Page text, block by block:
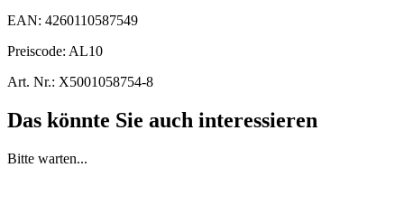
EAN: 4260110587549
Preiscode: AL10
Art. Nr.: X5001058754-8
Das könnte Sie auch interessieren
Bitte warten...